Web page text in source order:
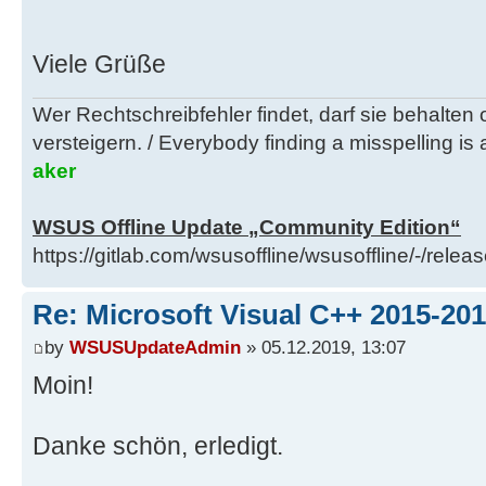
Viele Grüße
Wer Rechtschreibfehler findet, darf sie behalten
versteigern. / Everybody finding a misspelling is
aker
WSUS Offline Update „Community Edition“
https://gitlab.com/wsusoffline/wsusoffline/-/
Re: Microsoft Visual C++ 2015-
by WSUSUpdateAdmin » 05.12.2019, 13:07
Moin!
Danke schön, erledigt.